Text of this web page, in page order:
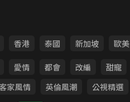
香港 泰國 新加坡 歐美
愛情
都會 改編 甜寵
家風情
英倫風潮 公視精選